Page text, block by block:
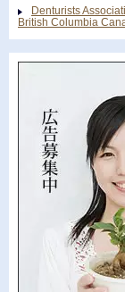
Denturists
British Columbia